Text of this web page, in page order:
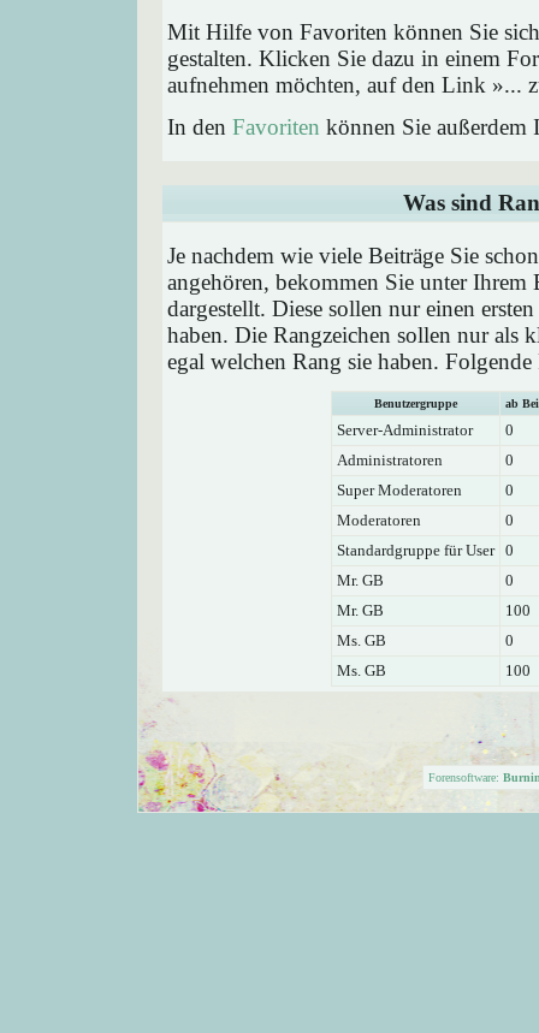
Mit Hilfe von Favoriten können Sie
gestalten. Klicken Sie dazu in einem
aufnehmen möchten, auf den Link »...
In den Favoriten können Sie
Was sind
Je nachdem wie viele Beiträge Sie
angehören, bekommen Sie unter Ihrem
dargestellt. Diese sollen nur einen
haben. Die Rangzeichen sollen nur als
egal welchen Rang sie haben.
Benutzergruppe ab
Server-Administrator
0
Administratoren
0
Super Moderatoren
0
Moderatoren
0
Standardgruppe für User 0
Mr. GB
0
Mr. GB
100
Ms. GB
0
Ms. GB
100
Forensoftware: